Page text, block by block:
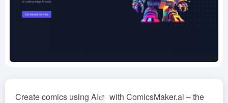
Create comics using AI
with ComicsMaker.ai – the